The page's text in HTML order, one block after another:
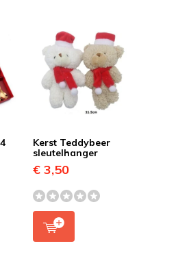
Kerst Teddybeer
sleutelhanger
€ 3,50